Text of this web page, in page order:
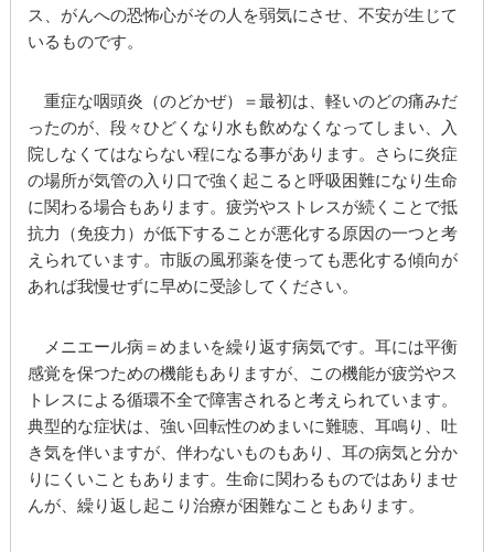
ス、がんへの恐怖心がその人を弱気にさせ、不安が生じて
いるものです。
重症な咽頭炎（のどかぜ）
＝最初は、軽いのどの痛みだ
ったのが、段々ひどくなり水も飲めなくなってしまい、入
院しなくてはならない程になる事があります。さらに炎症
の場所が気管の入り口で強く起こると呼吸困難になり生命
に関わる場合もあります。疲労やストレスが続くことで抵
抗力（免疫力）が低下することが悪化する原因の一つと考
えられています。市販の風邪薬を使っても悪化する傾向が
あれば我慢せずに早めに受診してください。
メニエール病 ＝めまいを繰り返す病気です。耳には平衡
感覚を保つための機能もありますが、この機能が疲労やス
トレスによる循環不全で障害されると考えられています。
典型的な症状は、強い回転性のめまいに難聴、耳鳴り、吐
き気を伴いますが、伴わないものもあり、耳の病気と分か
りにくいこともあります。生命に関わるものではありませ
んが、繰り返し起こり治療が困難なこともあります。